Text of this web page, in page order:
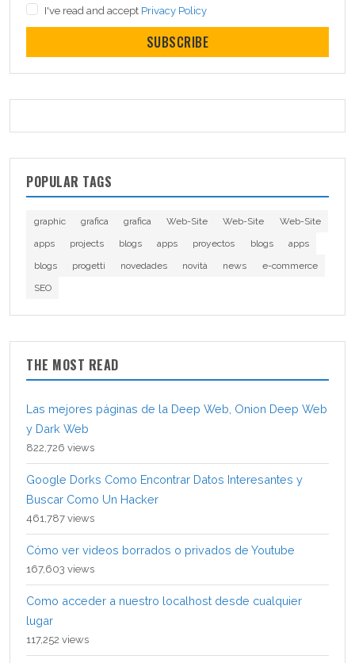
I've read and accept Privacy Policy
SUBSCRIBE
POPULAR TAGS
graphic grafica grafica Web-Site Web-Site
Web-Site
apps
projects blogs apps proyectos blogs
apps
blogs
progetti novedades novità news
e-commerce
SEO
THE MOST READ
Las mejores páginas de la Deep Web, Onion Deep Web
y Dark Web
822,726 views
Google Dorks Como Encontrar Datos Interesantes y
Buscar Como Un Hacker
461,787 views
Cómo ver videos borrados o privados de Youtube
167,603 views
Como acceder a nuestro localhost desde cualquier
lugar
117,252 views